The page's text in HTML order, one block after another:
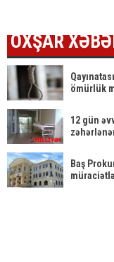
OXŞAR
ömürlük
12 gün
Baş